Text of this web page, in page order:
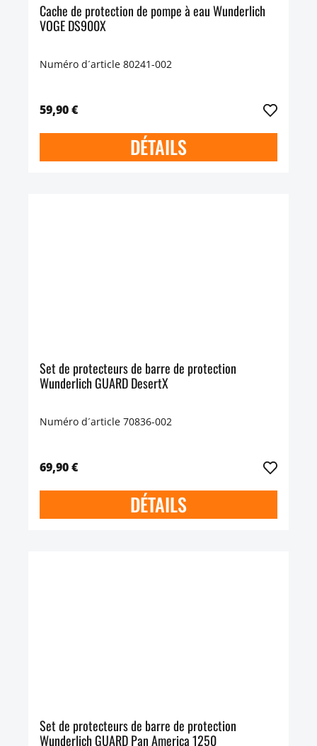
Cache de protection de pompe à eau Wunderlich
VOGE DS900X
Numéro d´article 80241-002
59,90 €
DÉTAILS
Set de protecteurs de barre de protection
Wunderlich GUARD DesertX
Numéro d´article 70836-002
69,90 €
DÉTAILS
Set de protecteurs de barre de protection
Wunderlich GUARD Pan America 1250